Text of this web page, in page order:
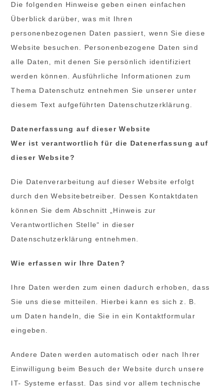
Die folgenden Hinweise geben einen einfachen
Überblick darüber, was mit Ihren
personenbezogenen Daten passiert, wenn Sie diese
Website besuchen. Personenbezogene Daten sind
alle Daten, mit denen Sie persönlich identifiziert
werden können. Ausführliche Informationen zum
Thema Datenschutz entnehmen Sie unserer unter
diesem Text aufgeführten Datenschutzerklärung.
Datenerfassung auf dieser Website
Wer ist verantwortlich für die Datenerfassung auf
dieser Website?
Die Datenverarbeitung auf dieser Website erfolgt
durch den Websitebetreiber. Dessen Kontaktdaten
können Sie dem Abschnitt „Hinweis zur
Verantwortlichen Stelle“ in dieser
Datenschutzerklärung entnehmen.
Wie erfassen wir Ihre Daten?
Ihre Daten werden zum einen dadurch erhoben, dass
Sie uns diese mitteilen. Hierbei kann es sich z. B.
um Daten handeln, die Sie in ein Kontaktformular
eingeben.
Andere Daten werden automatisch oder nach Ihrer
Einwilligung beim Besuch der Website durch unsere
IT- Systeme erfasst. Das sind vor allem technische